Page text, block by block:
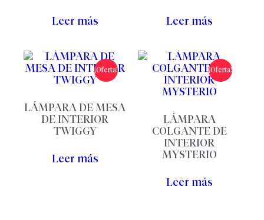
Leer más Leer más
¡Oferta!
LÁMPARA DE MESA
DE INTERIOR
TWIGGY
Leer más
¡Oferta!
LÁMPARA
COLGANTE DE
INTERIOR
MYSTERIO
Leer más